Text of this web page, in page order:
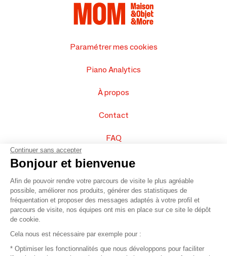
Paramétrer mes cookies
Piano Analytics
À propos
Contact
FAQ
Vendez vos produits
Plan du site
© 2016 –Organisation SAFI
Continuer sans accepter
Bonjour et bienvenue
Afin de pouvoir rendre votre parcours de visite le plus agréable
possible, améliorer nos produits, générer des statistiques de
fréquentation et proposer des messages adaptés à votre profil et
parcours de visite, nos équipes ont mis en place sur ce site le dépôt
de cookie.
Cela nous est nécessaire par exemple pour :
* Optimiser les fonctionnalités que nous développons pour faciliter